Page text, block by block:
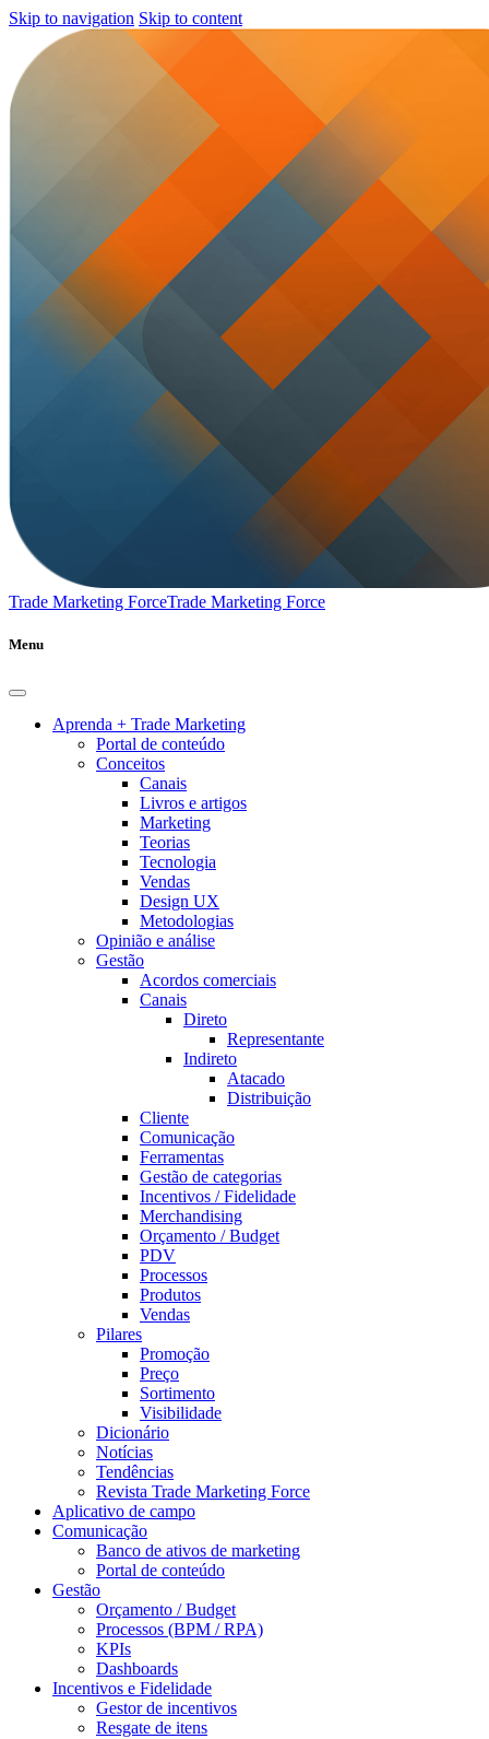
Skip to navigation Skip to content
Trade Marketing ForceTrade Marketing Force
Menu
Aprenda + Trade Marketing
Portal de conteúdo
Conceitos
Canais
Livros e artigos
Marketing
Teorias
Tecnologia
Vendas
Design UX
Metodologias
Opinião e análise
Gestão
Acordos comerciais
Canais
Direto
Representante
Indireto
Atacado
Distribuição
Cliente
Comunicação
Ferramentas
Gestão de categorias
Incentivos / Fidelidade
Merchandising
Orçamento / Budget
PDV
Processos
Produtos
Vendas
Pilares
Promoção
Preço
Sortimento
Visibilidade
Dicionário
Notícias
Tendências
Revista Trade Marketing Force
Aplicativo de campo
Comunicação
Banco de ativos de marketing
Portal de conteúdo
Gestão
Orçamento / Budget
Processos (BPM / RPA)
KPIs
Dashboards
Incentivos e Fidelidade
Gestor de incentivos
Resgate de itens